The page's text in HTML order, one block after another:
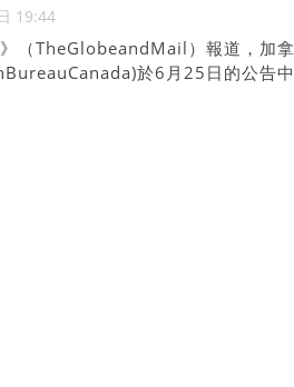
19:44
（TheGlobeandMail）報道，加
於6月25日的公告